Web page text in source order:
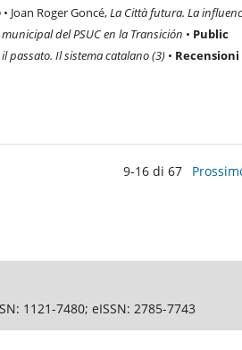
• Joan Roger Goncé,La Città futura. La
del PSUC en la Transición • Public
passato. Il sistema catalano (3) • Recensioni
9-16 di 67
1121-7480; eISSN: 2785-7743